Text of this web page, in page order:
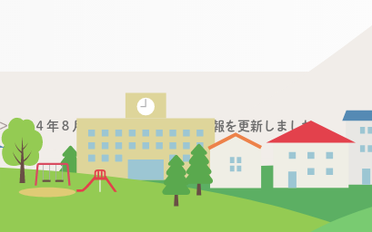
令和４年８月分点字・録音図書の情報を更新しました